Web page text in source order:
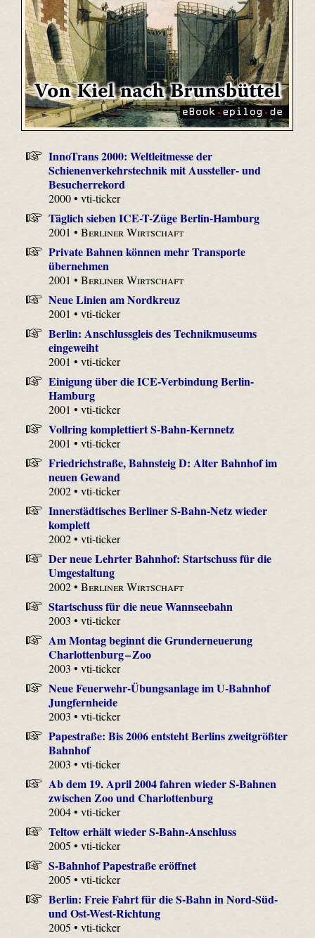
InnoTrans 2000: Weltleitmesse der
Schienenverkehrstechnik mit Aussteller- und
Besucherrekord
2000 • vti-ticker
Täglich sieben ICE-T-Züge Berlin-Hamburg
2001 •Berliner Wirtschaft
Private Bahnen können mehr Transporte
übernehmen
2001 •Berliner Wirtschaft
Neue Linien am Nordkreuz
2001 • vti-ticker
Berlin: Anschlussgleis des Technikmuseums
eingeweiht
2001 • vti-ticker
Einigung über die ICE-Verbindung Berlin-
Hamburg
2001 • vti-ticker
Vollring komplettiert S-Bahn-Kernnetz
2001 • vti-ticker
Friedrichstraße, Bahnsteig D: Alter Bahnhof im
neuen Gewand
2002 • vti-ticker
Innerstädtisches Berliner S-Bahn-Netz wieder
komplett
2002 • vti-ticker
Der neue Lehrter Bahnhof: Startschuss für die
Umgestaltung
2002 •Berliner Wirtschaft
Startschuss für die neue Wannseebahn
2003 • vti-ticker
Am Montag beginnt die Grunderneuerung
Charlottenburg – Zoo
2003 • vti-ticker
Neue Feuerwehr-Übungsanlage im U-Bahnhof
Jungfernheide
2003 • vti-ticker
Papestraße: Bis 2006 entsteht Berlins zweitgrößter
Bahnhof
2003 • vti-ticker
Ab dem 19. April 2004 fahren wieder S-Bahnen
zwischen Zoo und Charlottenburg
2004 • vti-ticker
Teltow erhält wieder S-Bahn-Anschluss
2005 • vti-ticker
S-Bahnhof Papestraße eröffnet
2005 • vti-ticker
Berlin: Freie Fahrt für die S-Bahn in Nord-Süd-
und Ost-West-Richtung
2005 • vti-ticker